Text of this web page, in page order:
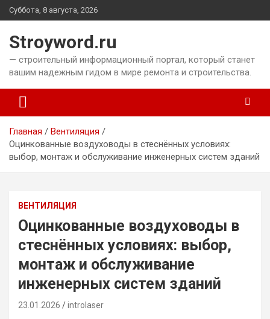
Перейти
к
Суббота, 8 августа, 2026
Stroyword.ru
— строительный информационный портал, который станет
вашим надежным гидом в мире ремонта и строительства.
Главная
Вентиляция
Оцинкованные воздуховоды в стеснённых условиях:
выбор, монтаж и обслуживание инженерных систем зданий
ВЕНТИЛЯЦИЯ
Оцинкованные воздуховоды в
стеснённых условиях: выбор,
монтаж и обслуживание
инженерных систем зданий
23.01.2026 introlaser